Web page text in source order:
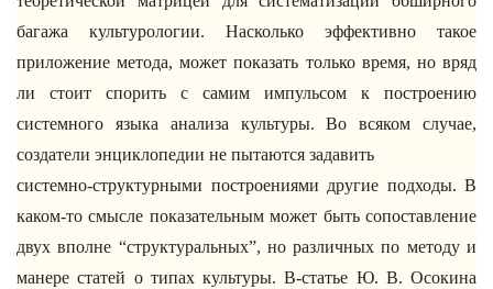
багажа культурологии. Насколько эффективно такое
приложение метода, может показать только время, но вряд
ли стоит спорить с самим импульсом к построению
системного языка анализа культуры. Во всяком случае,
создатели энциклопедии не пытаются задавить
системно-структурными построениями другие подходы. В
каком-то смысле показательным может быть сопоставление
двух вполне “структуральных”, но различных по методу и
манере статей о типах культуры. В-статье Ю. В. Осокина